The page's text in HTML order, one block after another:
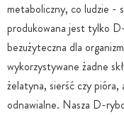
metaboliczny, co ludzie -
produkowana jest tylko
bezużyteczna dla
wykorzystywane żadne
żelatyna, sierść czy pióra,
odnawialne. Nasza D-